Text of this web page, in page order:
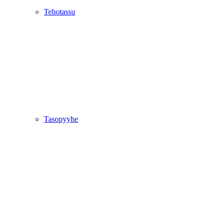
Tehotassu
Tasopyyhe